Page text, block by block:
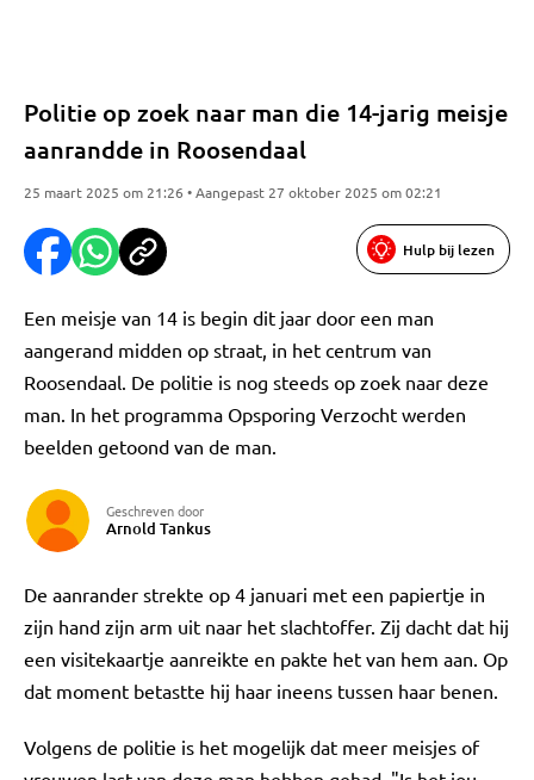
Politie op zoek naar man die 14-jarig meisje
aanrandde in Roosendaal
25 maart 2025 om 21:26 • Aangepast 27 oktober 2025 om 02:21
Hulp bij lezen
Een meisje van 14 is begin dit jaar door een man
aangerand midden op straat, in het centrum van
Roosendaal. De politie is nog steeds op zoek naar deze
man. In het programma Opsporing Verzocht werden
beelden getoond van de man.
Geschreven door
Arnold Tankus
De aanrander strekte op 4 januari met een papiertje in
zijn hand zijn arm uit naar het slachtoffer. Zij dacht dat hij
een visitekaartje aanreikte en pakte het van hem aan. Op
dat moment betastte hij haar ineens tussen haar benen.
Volgens de politie is het mogelijk dat meer meisjes of